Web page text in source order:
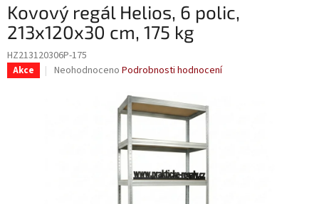
Kovový regál Helios, 6 polic,
213x120x30 cm, 175 kg
HZ213120306P-175
Akce
Průměrné
Neohodnoceno Podrobnosti hodnocení